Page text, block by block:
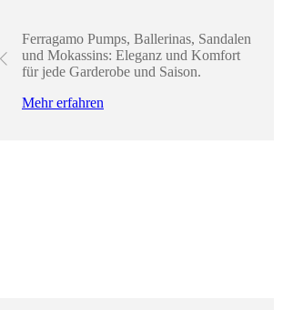
Ferragamo Pumps, Ballerinas, Sandalen
und Mokassins: Eleganz und Komfort
für jede Garderobe und Saison.
Mehr erfahren